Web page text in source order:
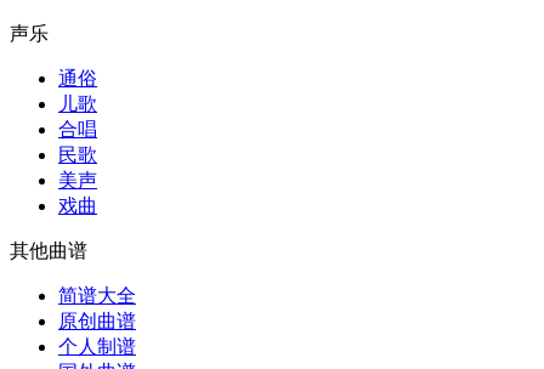
声乐
通俗
儿歌
合唱
民歌
美声
戏曲
其他曲谱
简谱大全
原创曲谱
个人制谱